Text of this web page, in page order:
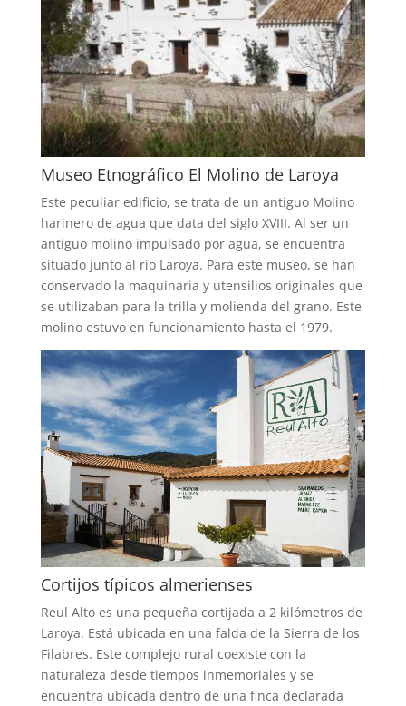
Museo Etnográfico El Molino de Laroya
Este peculiar edificio, se trata de un antiguo Molino
harinero de agua que data del siglo XVIII. Al ser un
antiguo molino impulsado por agua, se encuentra
situado junto al río Laroya. Para este museo, se han
conservado la maquinaria y utensilios originales que
se utilizaban para la trilla y molienda del grano. Este
molino estuvo en funcionamiento hasta el 1979.
Cortijos típicos almerienses
Reul Alto es una pequeña cortijada a 2 kilómetros de
Laroya. Está ubicada en una falda de la Sierra de los
Filabres. Este complejo rural coexiste con la
naturaleza desde tiempos inmemoriales y se
encuentra ubicada dentro de una finca declarada